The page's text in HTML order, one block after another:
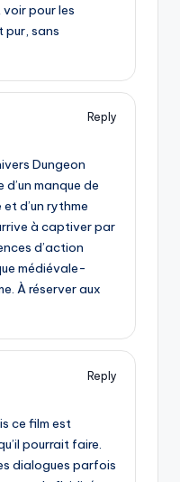
pour les
pur, sans
Reply
Dungeon
d’un manque de
d’un rythme
à captiver par
d’action
médiévale-
À réserver aux
Reply
ce film est
pourrait faire.
dialogues parfois